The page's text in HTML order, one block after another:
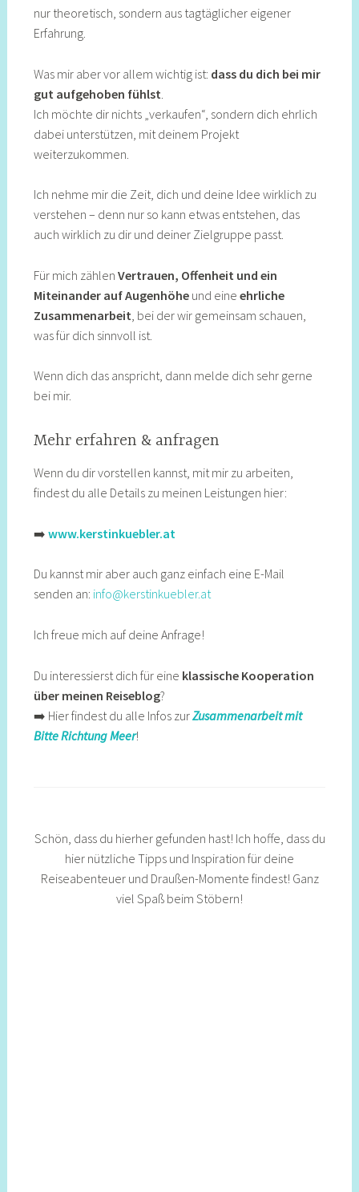
nur theoretisch, sondern aus tagtäglicher eigener
Erfahrung.
Was mir aber vor allem wichtig ist: dass du dich bei mir
gut aufgehoben fühlst
Ich möchte dir nichts „verkaufen“, sondern dich ehrlich
dabei unterstützen, mit deinem Projekt
weiterzukommen.
Ich nehme mir die Zeit, dich und deine Idee wirklich zu
verstehen – denn nur so kann etwas entstehen, das
auch wirklich zu dir und deiner Zielgruppe passt.
Für mich zählen Vertrauen, Offenheit und ein
Miteinander auf Augenhöheund eine ehrliche
Zusammenarbeit , bei der wir gemeinsam schauen,
was für dich sinnvoll ist.
Wenn dich das anspricht, dann melde dich sehr gerne
bei mir.
Mehr erfahren & anfragen
Wenn du dir vorstellen kannst, mit mir zu arbeiten,
findest du alle Details zu meinen Leistungen hier:
➡️ www.kerstinkuebler.at
Du kannst mir aber auch ganz einfach eine E-Mail
senden an: info@kerstinkuebler.at
Ich freue mich auf deine Anfrage!
Du interessierst dich für eine klassische Kooperation
über meinen Reiseblog?
➡️ Hier findest du alle Infos zurZusammenarbeit mit
Bitte Richtung Meer!
Schön, dass du hierher gefunden hast! Ich hoffe, dass du
hier nützliche Tipps und Inspiration für deine
Reiseabenteuer und Draußen-Momente findest! Ganz
viel Spaß beim Stöbern!